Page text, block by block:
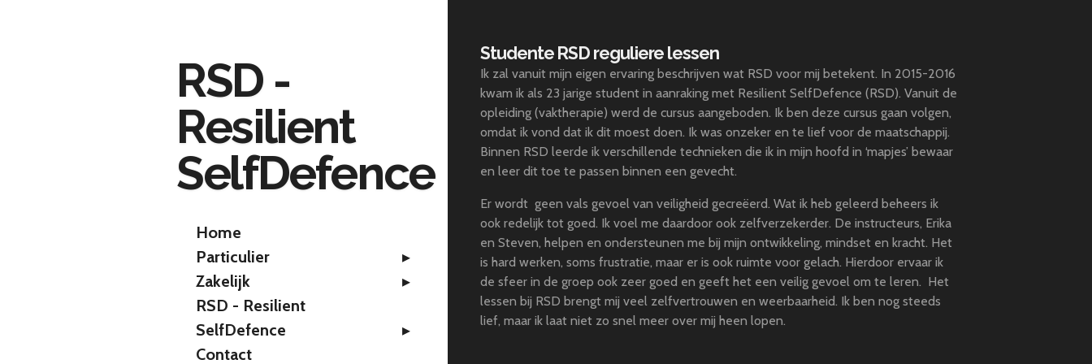
Studente RSD reguliere lessen
Ik zal vanuit mijn eigen ervaring beschrijven wat RSD voor mij betekent. In 2015-2016
kwam ik als 23 jarige student in aanraking met Resilient SelfDefence (RSD). Vanuit de
opleiding (vaktherapie) werd de cursus aangeboden. Ik ben deze cursus gaan volgen,
omdat ik vond dat ik dit moest doen. Ik was onzeker en te lief voor de maatschappij.
Binnen RSD leerde ik verschillende technieken die ik in mijn hoofd in ‘mapjes’ bewaar
en leer dit toe te passen binnen een gevecht.
Er wordt geen vals gevoel van veiligheid gecreëerd. Wat ik heb geleerd beheers ik
ook redelijk tot goed. Ik voel me daardoor ook zelfverzekerder. De instructeurs, Erika
en Steven, helpen en ondersteunen me bij mijn ontwikkeling, mindset en kracht. Het
is hard werken, soms frustratie, maar er is ook ruimte voor gelach. Hierdoor ervaar ik
de sfeer in de groep ook zeer goed en geeft het een veilig gevoel om te leren. Het
lessen bij RSD brengt mij veel zelfvertrouwen en weerbaarheid. Ik ben nog steeds
lief, maar ik laat niet zo snel meer over mij heen lopen.
RSD -
Resilient
SelfDefence
Home
Particulier
Zakelijk
RSD - Resilient
SelfDefence
Contact